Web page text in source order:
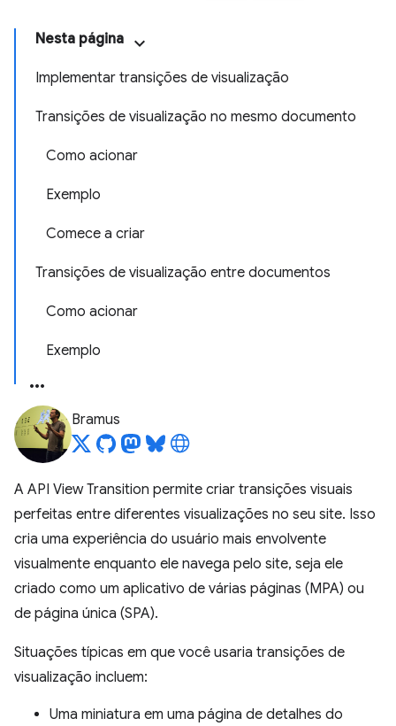
Nesta página
Implementar transições de visualização
Transições de visualização no mesmo documento
Como acionar
Exemplo
Comece a criar
Transições de visualização entre documentos
Como acionar
Exemplo
Bramus
A API View Transition permite criar transições visuais
perfeitas entre diferentes visualizações no seu site. Isso
cria uma experiência do usuário mais envolvente
visualmente enquanto ele navega pelo site, seja ele
criado como um aplicativo de várias páginas (MPA) ou
de página única (SPA).
Situações típicas em que você usaria transições de
visualização incluem:
Uma miniatura em uma página de detalhes do